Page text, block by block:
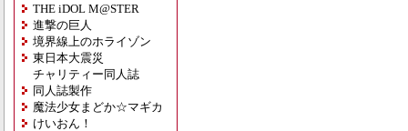
THE iDOL M@STER
進撃の巨人
境界線上のホライゾン
東日本大震災
チャリティー同人誌
同人誌製作
魔法少女まどか☆マギカ
けいおん！